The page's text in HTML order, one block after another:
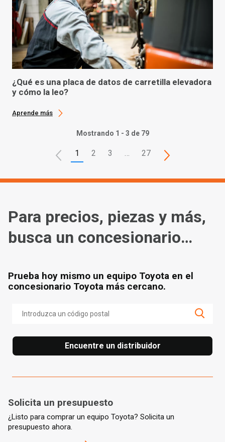
¿Qué es una placa de datos de carretilla elevadora
y cómo la leo?
Aprende más
Mostrando 1 - 3 de 79
1 2 3 27
Para precios, piezas y más,
busca un concesionario
Prueba hoy mismo un equipo Toyota en el
concesionario Toyota más cercano.
Encuentre un distribuidor
Solicita un presupuesto
¿Listo para comprar un equipo Toyota? Solicita un
presupuesto ahora.